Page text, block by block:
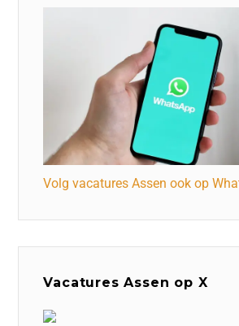
Volg vacatures Assen ook op
Vacatures Assen op X